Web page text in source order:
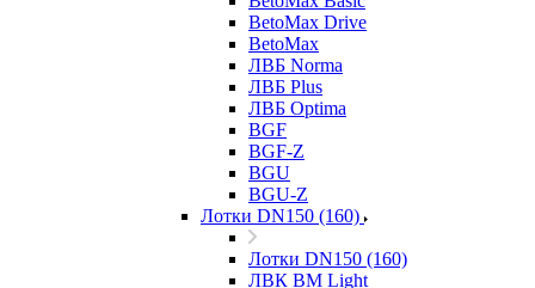
BetoMax Drive
BetoMax
ЛВБ Norma
ЛВБ Plus
ЛВБ Optima
BGF
BGF-Z
BGU
BGU-Z
Лотки DN150 (160)
Лотки DN150 (160)
ЛВК ВМ Light